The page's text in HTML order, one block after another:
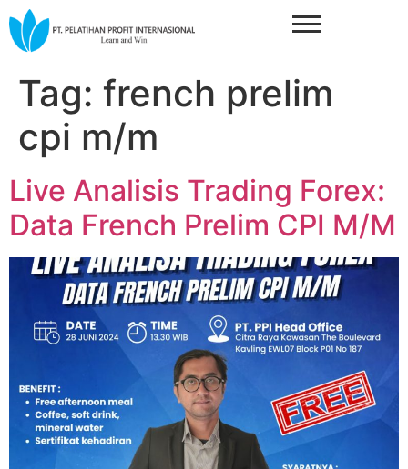
Tag: french prelim
cpi m/m
Live Analisis Trading Forex:
Data French Prelim CPI M/M